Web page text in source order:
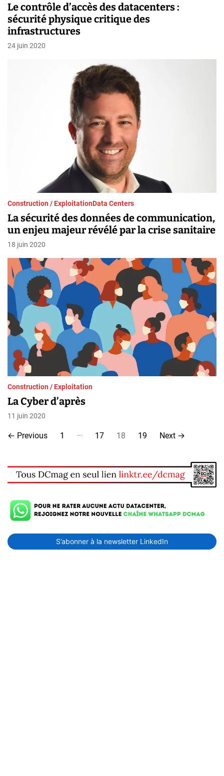
Le contrôle d’accès des datacenters :
sécurité physique critique des
infrastructures
24 juin 2020
Construction / ExploitationData Centers
La sécurité des données de communication,
un enjeu majeur révélé par la crise sanitaire
18 juin 2020
Construction / Exploitation
La Cyber d’après
11 juin 2020
P
g
i
n
a
t
← Previous 1 … 17 18 19 Next →
S’abonner à la newsletter LinkedIn